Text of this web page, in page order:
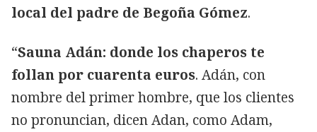
local del padre de Begoña Gómez.
“Sauna Adán: donde los chaperos te
follan por cuarenta euros. Adán, con
nombre del primer hombre, que los clientes
no pronuncian, dicen Adan, como Adam,